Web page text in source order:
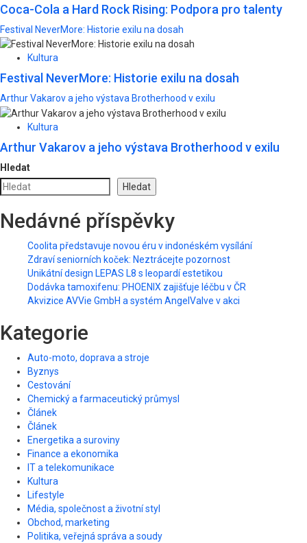
Coca-Cola a Hard Rock Rising: Podpora pro talenty
Festival NeverMore: Historie exilu na dosah
Kultura
Festival NeverMore: Historie exilu na dosah
Arthur Vakarov a jeho výstava Brotherhood v exilu
Kultura
Arthur Vakarov a jeho výstava Brotherhood v exilu
Hledat
Hledat
Nedávné příspěvky
Coolita představuje novou éru v indonéském vysílání
Zdraví seniorních koček: Neztrácejte pozornost
Unikátní design LEPAS L8 s leopardí estetikou
Dodávka tamoxifenu: PHOENIX zajišťuje léčbu v ČR
Akvizice AVVie GmbH a systém AngelValve v akci
Kategorie
Auto-moto, doprava a stroje
Byznys
Cestování
Chemický a farmaceutický průmysl
Článek
Článek
Energetika a suroviny
Finance a ekonomika
IT a telekomunikace
Kultura
Lifestyle
Média, společnost a životní styl
Obchod, marketing
Politika, veřejná správa a soudy